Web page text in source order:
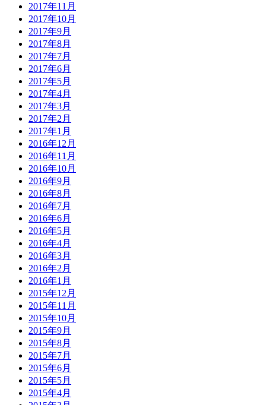
2017年11月
2017年10月
2017年9月
2017年8月
2017年7月
2017年6月
2017年5月
2017年4月
2017年3月
2017年2月
2017年1月
2016年12月
2016年11月
2016年10月
2016年9月
2016年8月
2016年7月
2016年6月
2016年5月
2016年4月
2016年3月
2016年2月
2016年1月
2015年12月
2015年11月
2015年10月
2015年9月
2015年8月
2015年7月
2015年6月
2015年5月
2015年4月